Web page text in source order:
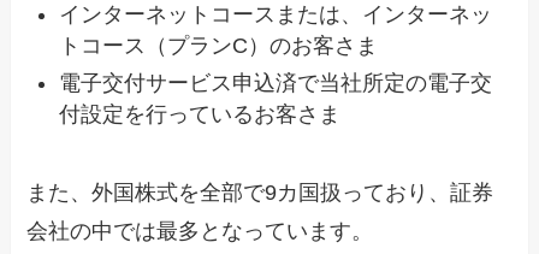
インターネットコースまたは、インターネッ
トコース（プランC）のお客さま
電子交付サービス申込済で当社所定の電子交
付設定を行っているお客さま
また、外国株式を全部で9カ国扱っており、証券
会社の中では最多となっています。